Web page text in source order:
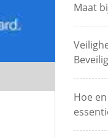
Maat
Hoe